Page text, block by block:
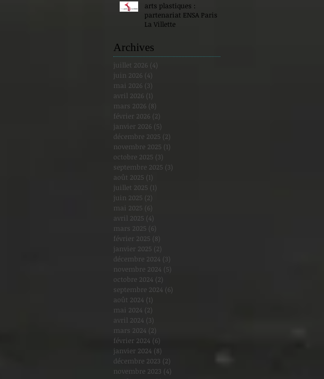
arts plastiques :
partenariat ENSA Paris
La Villette
Archives
juillet 2026 (4)
juin 2026 (4)
mai 2026 (3)
avril 2026 (1)
mars 2026 (8)
février 2026 (2)
janvier 2026 (5)
décembre 2025 (2)
novembre 2025 (1)
octobre 2025 (3)
septembre 2025 (3)
août 2025 (1)
juillet 2025 (1)
juin 2025 (2)
mai 2025 (6)
avril 2025 (4)
mars 2025 (6)
février 2025 (8)
janvier 2025 (2)
décembre 2024 (3)
novembre 2024 (5)
octobre 2024 (2)
septembre 2024 (6)
août 2024 (1)
mai 2024 (2)
avril 2024 (3)
mars 2024 (2)
février 2024 (6)
janvier 2024 (8)
décembre 2023 (2)
novembre 2023 (4)